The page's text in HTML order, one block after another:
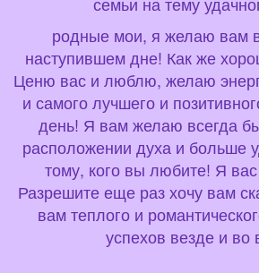
родные мои, я желаю вам
наступившем дне! Как же
Ценю вас и люблю, желаю
и самого лучшего и
день! Я вам желаю всегда
расположении духа и больше
тому, кого вы любите! Я
Разрешите еще раз хочу вам
вам теплого и
успехов везде и во